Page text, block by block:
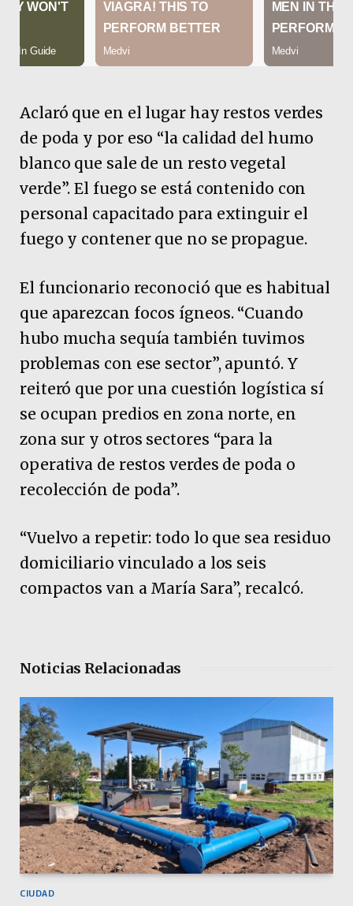
Aclaró que en el lugar hay restos verdes
de poda y por eso “la calidad del humo
blanco que sale de un resto vegetal
verde”. El fuego se está contenido con
personal capacitado para extinguir el
fuego y contener que no se propague.
El funcionario reconoció que es habitual
que aparezcan focos ígneos. “Cuando
hubo mucha sequía también tuvimos
problemas con ese sector”, apuntó. Y
reiteró que por una cuestión logística sí
se ocupan predios en zona norte, en
zona sur y otros sectores “para la
operativa de restos verdes de poda o
recolección de poda”.
“Vuelvo a repetir: todo lo que sea residuo
domiciliario vinculado a los seis
compactos van a María Sara”, recalcó.
Noticias Relacionadas
CIUDAD